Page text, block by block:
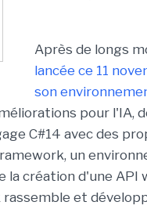
Après de longs
lancée ce 11
son
pour
C#14 avec des
un
la création d'une API
et